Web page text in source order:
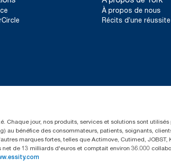
À propos de nous
Récits d’une réussite
jour, nos produits, services et solutions sont
au bénéfice des consommateurs, patients, soignants,
marques fortes, telles que Actimove, Cutimed,
net de 13 milliards d'euros et comptait environ 36.000